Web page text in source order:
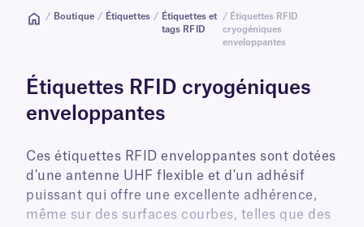
/ Boutique / Étiquettes / Étiquettes et
tags RFID
/ Étiquettes RFID
cryogéniques
enveloppantes
Étiquettes RFID cryogéniques
enveloppantes
Ces étiquettes RFID enveloppantes sont dotées
d'une antenne UHF flexible et d'un adhésif
puissant qui offre une excellente adhérence,
même sur des surfaces courbes, telles que des